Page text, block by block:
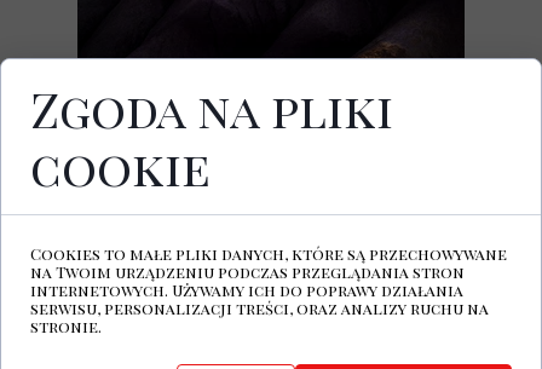
18 czerwca 2018 nakładem wytwórni
PIAS ukazał się najnowszy album
belgijskiej grupy Whispering Sons,
Whispering Sons | Facebook
Whispering Sons (@whisperingsons) • Zdjęcia
i filmy na Instagramie
HOME | Whispering Sons
Zgoda na pliki
cookie
Cookies to małe pliki danych, które są przechowywane
na Twoim urządzeniu podczas przeglądania stron
internetowych. Używamy ich do poprawy działania
serwisu, personalizacji treści, oraz analizy ruchu na
stronie.